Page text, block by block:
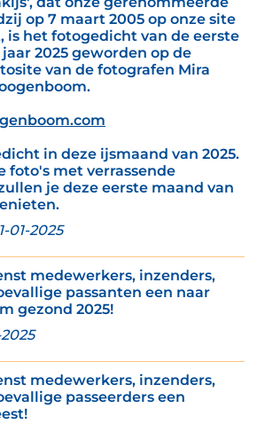
op 7 maart 2005 op onze site
is het fotogedicht van de eerste
2025 geworden op de
van de fotografen Mira
in deze ijsmaand van 2025.
foto's met verrassende
je deze eerste maand van
01-2025
medewerkers, inzenders,
passanten een naar
gezond 2025!
medewerkers, inzenders,
passeerders een